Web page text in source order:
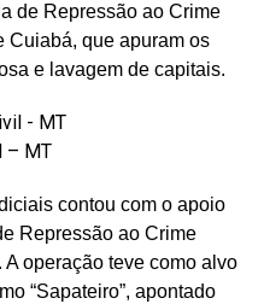
de Repressão ao Crime
Cuiabá, que apuram os
e lavagem de capitais.
– MT
contou com o apoio
Repressão ao Crime
operação teve como alvo
“Sapateiro”, apontado